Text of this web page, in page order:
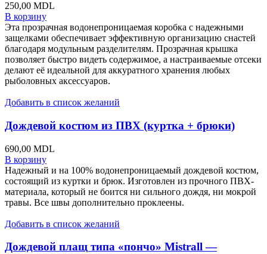
250,00 MDL
В корзину
Эта прозрачная водонепроницаемая коробка с надежными
защелками обеспечивает эффективную организацию снастей
благодаря модульным разделителям. Прозрачная крышка
позволяет быстро видеть содержимое, а настраиваемые отсеки
делают её идеальной для аккуратного хранения любых
рыболовных аксессуаров.
Добавить в список желаний
Дождевой костюм из ПВХ (куртка + брюки)
690,00 MDL
В корзину
Надежный и на 100% водонепроницаемый дождевой костюм,
состоящий из куртки и брюк. Изготовлен из прочного ПВХ-
материала, который не боится ни сильного дождя, ни мокрой
травы. Все швы дополнительно проклеены.
Добавить в список желаний
Дождевой плащ типа «пончо» Mistrall —